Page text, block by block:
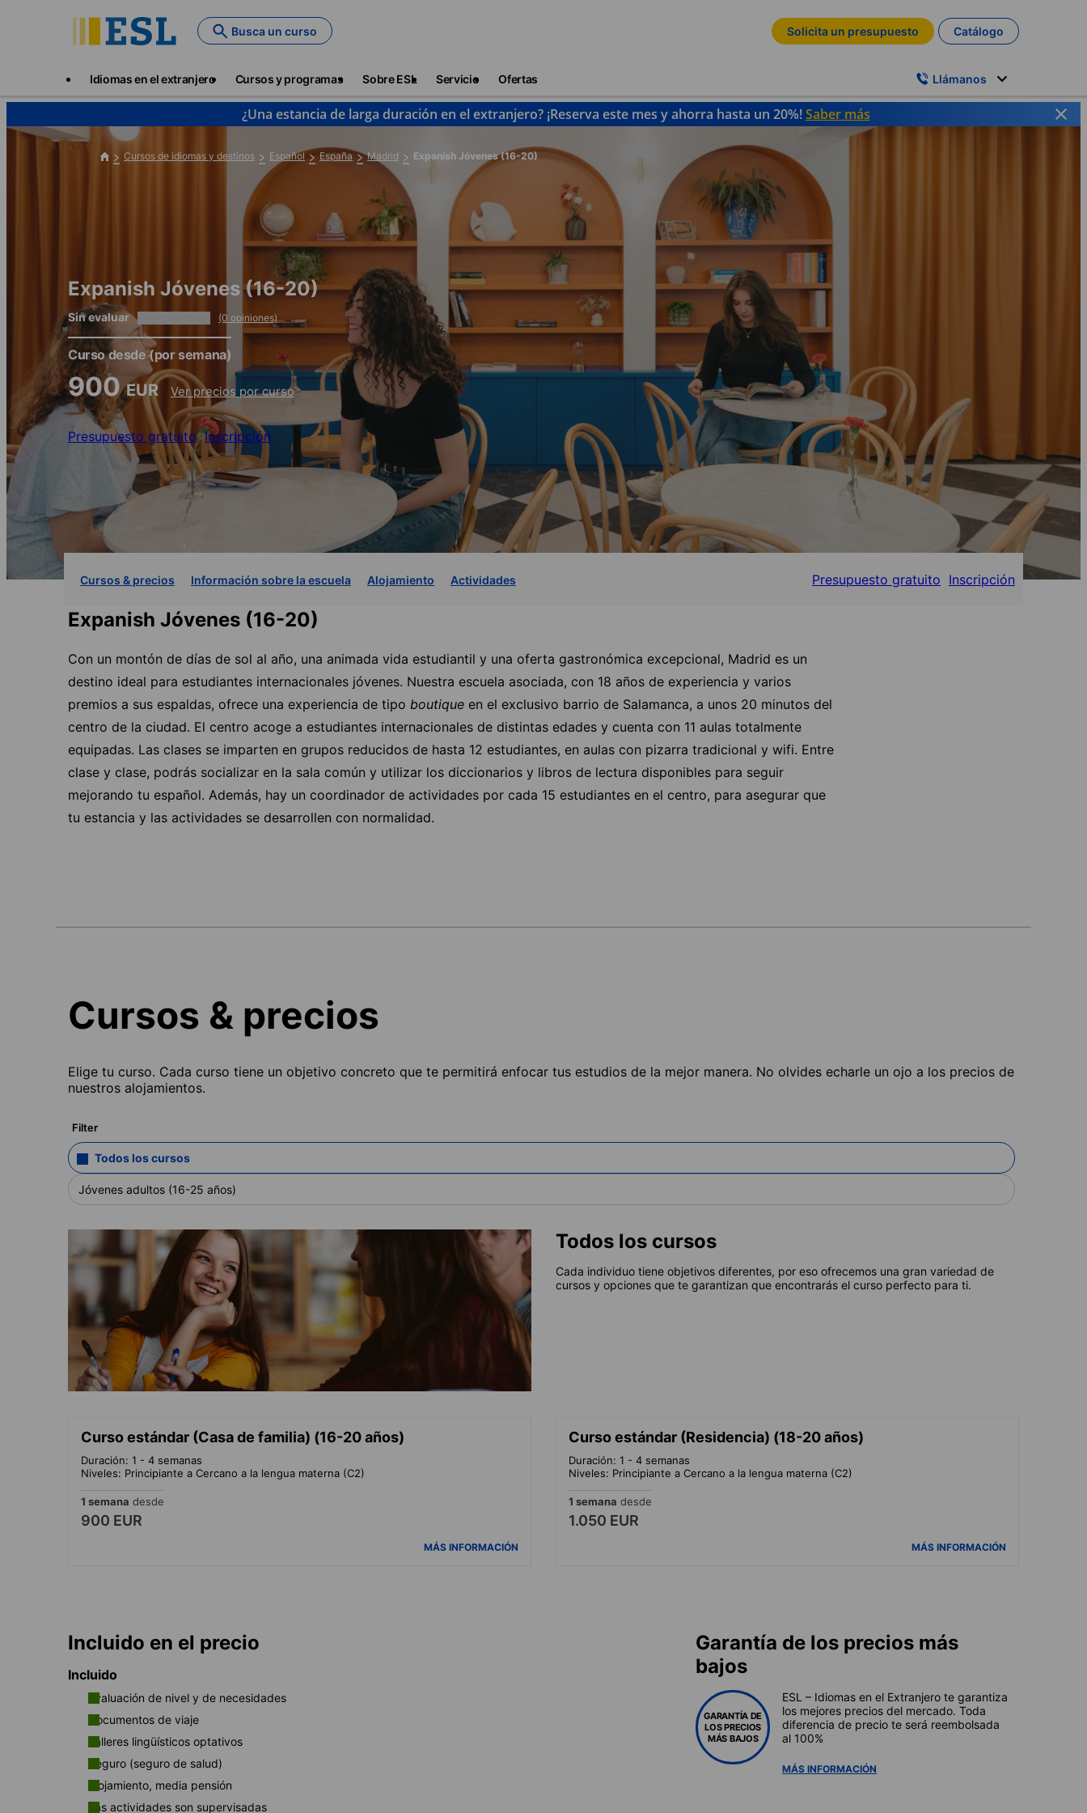
Busca un curso Solicita un presupuesto Catálogo
Idiomas en el extranjero Cursos y programas Sobre ESL Servicio Ofertas Llámanos
¿Una estancia de larga duración en el extranjero? ¡Reserva este mes y ahorra hasta un 20%!Saber más
Cursos de idiomas y destinos Español España Madrid Expanish Jóvenes (16-20)
Expanish Jóvenes (16-20)
Sin evaluar (0 opiniones)
Curso desde(por semana)
900EUR Ver precios por curso
Presupuesto gratuito Inscripción
Cursos & precios Información sobre la escuela Alojamiento Actividades Presupuesto gratuito Inscripción
Expanish Jóvenes (16-20)
Con un montón de días de sol al año, una animada vida estudiantil y una oferta gastronómica excepcional, Madrid es un
destino ideal para estudiantes internacionales jóvenes. Nuestra escuela asociada, con 18 años de experiencia y varios
premios a sus espaldas, ofrece una experiencia de tipo boutique en el exclusivo barrio de Salamanca, a unos 20 minutos del
centro de la ciudad. El centro acoge a estudiantes internacionales de distintas edades y cuenta con 11 aulas totalmente
equipadas. Las clases se imparten en grupos reducidos de hasta 12 estudiantes, en aulas con pizarra tradicional y wifi. Entre
clase y clase, podrás socializar en la sala común y utilizar los diccionarios y libros de lectura disponibles para seguir
mejorando tu español. Además, hay un coordinador de actividades por cada 15 estudiantes en el centro, para asegurar que
tu estancia y las actividades se desarrollen con normalidad.
Cursos & precios
Elige tu curso. Cada curso tiene un objetivo concreto que te permitirá enfocar tus estudios de la mejor manera. No olvides echarle un ojo a los precios de
nuestros alojamientos.
Filter
Todos los cursos
Jóvenes adultos (16-25 años)
Todos los cursos
Cada individuo tiene objetivos diferentes, por eso ofrecemos una gran variedad de
cursos y opciones que te garantizan que encontrarás el curso perfecto para ti.
Curso estándar (Casa de familia) (16-20 años)
Duración: 1 - 4 semanas
Niveles: Principiante a Cercano a la lengua materna (C2)
1 semana desde
900 EUR
MÁS INFORMACIÓN
Curso estándar (Residencia) (18-20 años)
Duración: 1 - 4 semanas
Niveles: Principiante a Cercano a la lengua materna (C2)
1 semana desde
1.050 EUR
MÁS INFORMACIÓN
Incluido en el precio
Incluido
Evaluación de nivel y de necesidades
Documentos de viaje
Talleres lingüísticos optativos
Seguro (seguro de salud)
Alojamiento, media pensión
Las actividades son supervisadas
Garantía de los precios más
bajos
GARANTÍA DE
LOS PRECIOS
MÁS BAJOS
ESL – Idiomas en el Extranjero te garantiza
los mejores precios del mercado. Toda
diferencia de precio te será reembolsada
al 100%
MÁS INFORMACIÓN